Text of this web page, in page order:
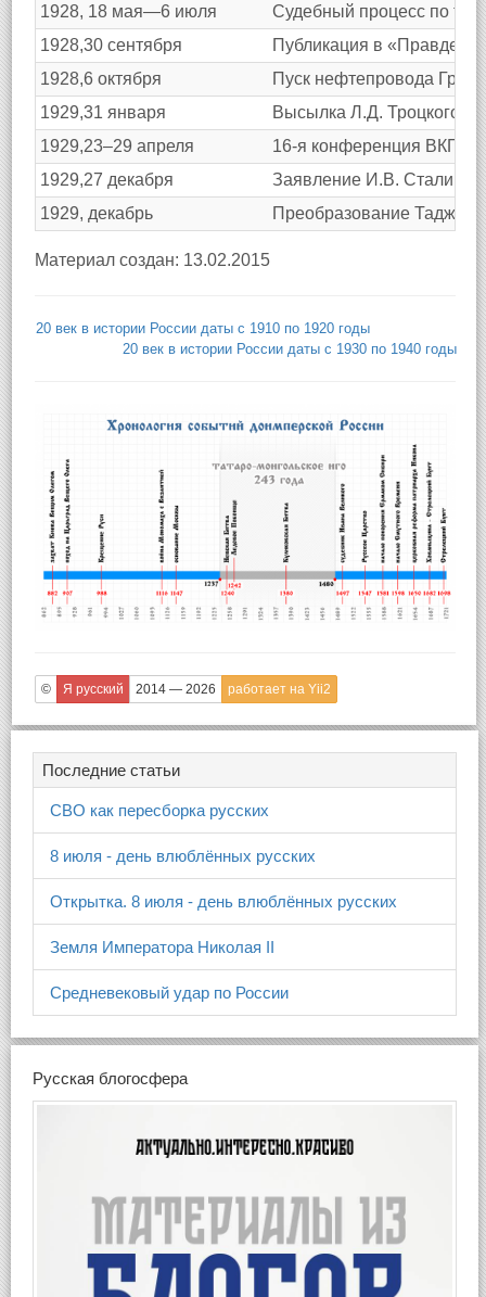
1928, 18 мая—6 июля
Судебный процесс по т.н.
1928,30 сентября
Публикация в «Правде»
1928,6 октября
Пуск нефтепровода
1929,31 января
Высылка Л.Д. Троцкого
1929,23–29 апреля
16-я конференция ВКП(б).
1929,27 декабря
Заявление И.В. Сталина
1929, декабрь
Преобразование
Материал создан: 13.02.2015
20 век в истории России даты с 1910 по 1920 годы
20 век в истории России даты с 1930 по 1940 годы
© Я русский 2014 — 2026 работает на Yii2
Последние статьи
СВО как пересборка русских
8 июля - день влюблённых русских
Открытка. 8 июля - день влюблённых русских
Земля Императора Николая II
Средневековый удар по России
Русская блогосфера